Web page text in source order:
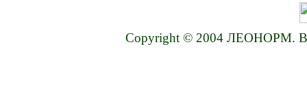
Copyright © 2004 ЛЕОНОРМ. Всі